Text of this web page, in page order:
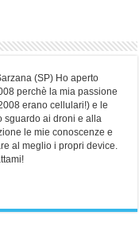
(SP) Ho aperto
perchè la mia passione
erano cellulari!) e le
sguardo ai droni e alla
le mie conoscenze e
al meglio i propri device.